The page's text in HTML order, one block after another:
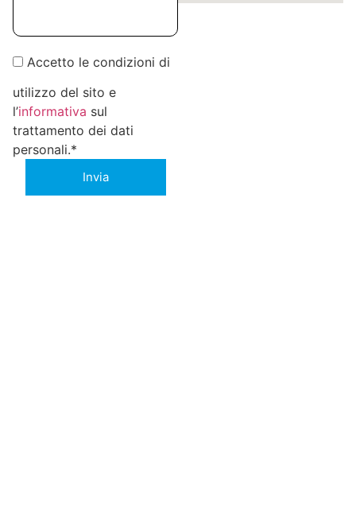
Accetto le condizioni di
utilizzo del sito e
l’informativa sul
trattamento dei dati
personali.*